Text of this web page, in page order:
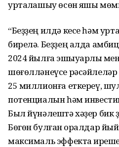
уртаҡлашыу өсөн яҡшы
“Беҙҙең илдә кесе һәм
бирелә. Беҙҙең алда
2024 йылға эшҡыуарлыҡ
шөғөлләнеүсе
25 миллионға еткереү,
потенциалын һәм
Был йүнәлештә хәҙер бик
Бөгөн булған ҡоралдар
максималь эффектҡа